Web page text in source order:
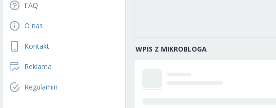
FAQ
O nas
Kontakt
Reklama
Regulamin
WPIS Z MIKROBLOGA